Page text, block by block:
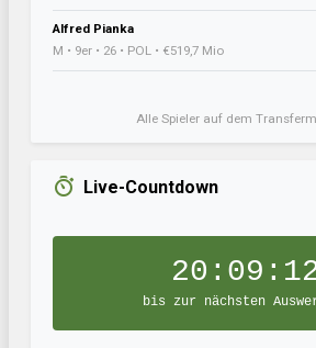
Alfred Pianka
M • 9er • 26 • POL • €519,7 Mio
Alle Spieler auf dem
Live-Countdown
bis zur nächsten